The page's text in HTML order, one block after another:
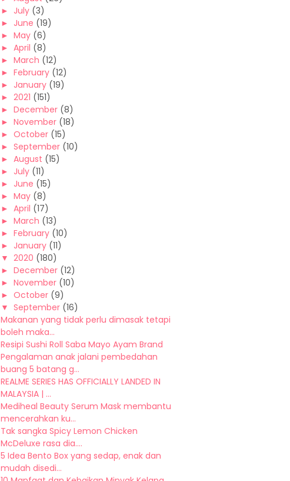
► July (3)
► June (19)
► May (6)
► April (8)
► March (12)
► February (12)
► January (19)
► 2021 (151)
► December (8)
► November (18)
► October (15)
► September (10)
► August (15)
► July (11)
► June (15)
► May (8)
► April (17)
► March (13)
► February (10)
► January (11)
▼ 2020 (180)
► December (12)
► November (10)
► October (9)
▼ September (16)
Makanan yang tidak perlu dimasak tetapi
boleh maka...
Resipi Sushi Roll Saba Mayo Ayam Brand
Pengalaman anak jalani pembedahan
buang 5 batang g...
REALME SERIES HAS OFFICIALLY LANDED IN
MALAYSIA | ...
Mediheal Beauty Serum Mask membantu
mencerahkan ku...
Tak sangka Spicy Lemon Chicken
McDeluxe rasa dia....
5 Idea Bento Box yang sedap, enak dan
mudah disedi...